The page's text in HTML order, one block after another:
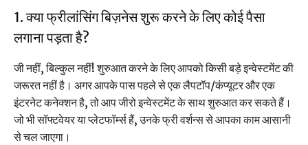
1. क्या फ्रीलांसिंग बिज़नेस शुरू करने के लिए कोई पैसा
लगाना पड़ता है?
जी नहीं, बिल्कुल नहीं! शुरुआत करने के लिए आपको किसी बड़े इन्वेस्टमेंट की
जरूरत नहीं है। अगर आपके पास पहले से एक लैपटॉप/कंप्यूटर और एक
इंटरनेट कनेक्शन है, तो आप जीरो इन्वेस्टमेंट के साथ शुरुआत कर सकते हैं।
जो भी सॉफ्टवेयर या प्लेटफॉर्म्स हैं, उनके फ्री वर्शन्स से आपका काम आसानी
से चल जाएगा।